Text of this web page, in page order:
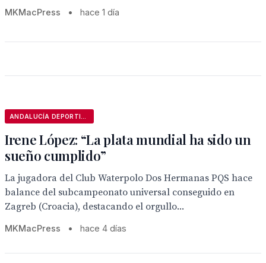
MKMacPress • hace 1 día
Irene López: “La plata mundial ha sido un
sueño cumplido”
La jugadora del Club Waterpolo Dos Hermanas PQS hace
balance del subcampeonato universal conseguido en
Zagreb (Croacia), destacando el orgullo...
MKMacPress • hace 4 días